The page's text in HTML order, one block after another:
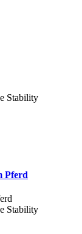
Stability
Pferd
Stability